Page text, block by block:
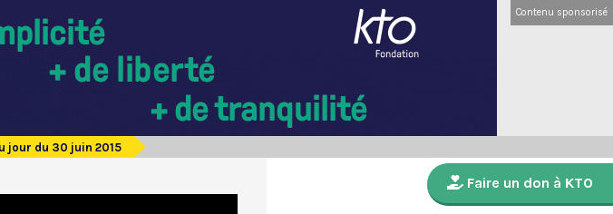
Contenu sponsorisé
jour du 30 juin 2015
Faire un don à KTO